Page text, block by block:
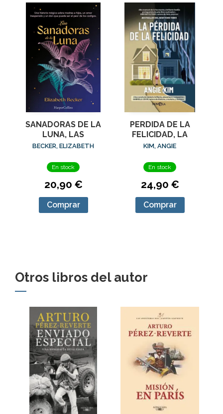
SANADORAS DE LA
LUNA, LAS
BECKER, ELIZABETH
En stock
20,90 €
Comprar
PERDIDA DE LA
FELICIDAD, LA
KIM, ANGIE
En stock
24,90 €
Comprar
Otros libros del autor